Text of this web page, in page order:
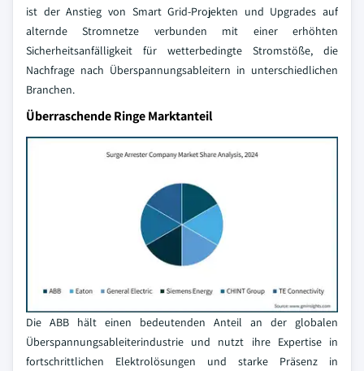
ist der Anstieg von Smart Grid-Projekten und Upgrades auf
alternde Stromnetze verbunden mit einer erhöhten
Sicherheitsanfälligkeit für wetterbedingte Stromstöße, die
Nachfrage nach Überspannungsableitern in unterschiedlichen
Branchen.
Überraschende Ringe Marktanteil
Die ABB hält einen bedeutenden Anteil an der globalen
Überspannungsableiterindustrie und nutzt ihre Expertise in
fortschrittlichen Elektrolösungen und starke Präsenz in